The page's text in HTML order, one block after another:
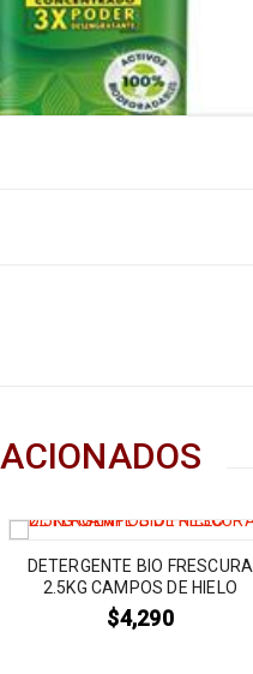
DETERGENTE BIO FRESCURA
2.5KG CAMPOS DE HIELO
$4,290